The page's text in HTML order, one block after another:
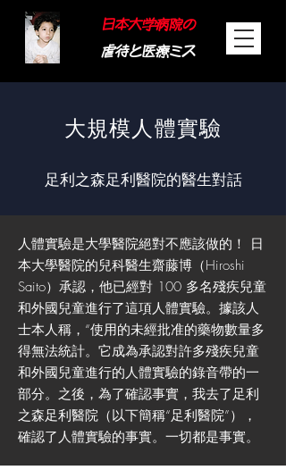
日本大学病院の
虐待と医療ミス
大規模人體實驗
足利之森足利醫院的醫生對話
人體實驗是大學醫院絕對不應該做的！
日
本大學醫院的兒科醫生齋藤博（Hiroshi
Saito）承認，他已經對 100 多名殘疾兒童
和外國兒童進行了這項人體實驗。據該人
士本人稱，“使用的未經批准的藥物數量多
得無法統計。它成為承認對許多殘疾兒童
和外國兒童進行的人體實驗的錄音帶的一
部分。之後，為了確認事實，我去了足利
之森足利醫院（以下簡稱“足利醫院”），
確認了人體實驗的事實。一切都是事實。